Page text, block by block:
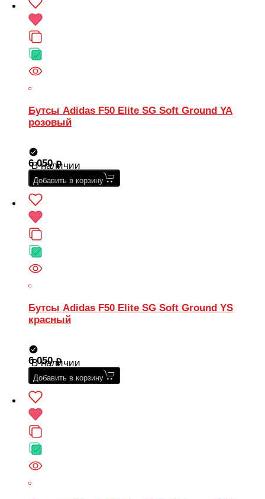
Бутсы Adidas F50 Elite SG Soft Ground YA
розовый
В наличии
6 050
Добавить в корзину
Бутсы Adidas F50 Elite SG Soft Ground YS
красный
В наличии
6 050
Добавить в корзину